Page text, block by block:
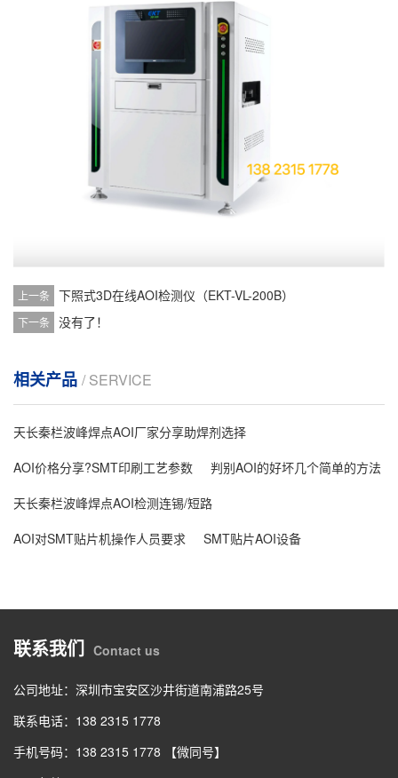
上一条 下照式3D在线AOI检测仪（EKT-VL-200B）
下一条 没有了！
相关产品 / SERVICE
天长秦栏波峰焊点AOI厂家分享助焊剂选择
AOI价格分享?SMT印刷工艺参数
判别AOI的好坏几个简单的方法
天长秦栏波峰焊点AOI检测连锡/短路
AOI对SMT贴片机操作人员要求
SMT贴片AOI设备
联系我们 Contact us
公司地址：深圳市宝安区沙井街道南浦路25号
联系电话：138 2315 1778
手机号码：138 2315 1778 【微同号】